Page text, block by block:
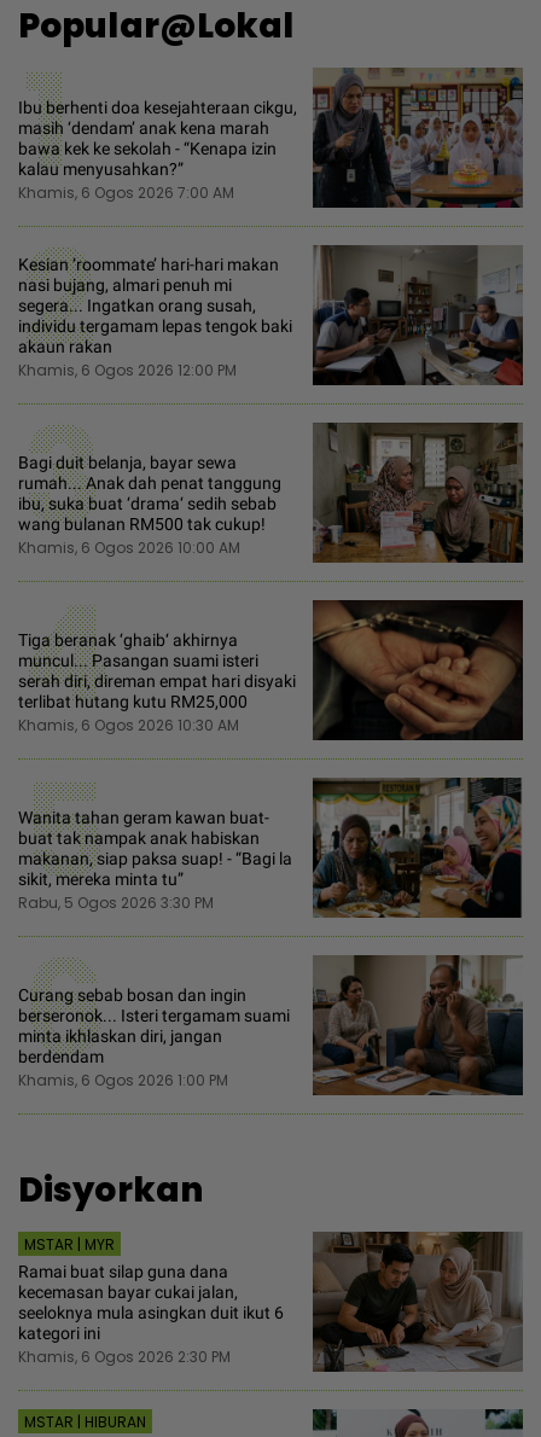
Popular@Lokal
1
Ibu berhenti doa kesejahteraan cikgu,
masih ‘dendam’ anak kena marah
bawa kek ke sekolah - “Kenapa izin
kalau menyusahkan?”
Khamis, 6 Ogos 2026 7:00 AM
2
Kesian ‘roommate’ hari-hari makan
nasi bujang, almari penuh mi
segera... Ingatkan orang susah,
individu tergamam lepas tengok baki
akaun rakan
Khamis, 6 Ogos 2026 12:00 PM
3
Bagi duit belanja, bayar sewa
rumah... Anak dah penat tanggung
ibu, suka buat ‘drama‘ sedih sebab
wang bulanan RM500 tak cukup!
Khamis, 6 Ogos 2026 10:00 AM
4
Tiga beranak ‘ghaib‘ akhirnya
muncul... Pasangan suami isteri
serah diri, direman empat hari disyaki
terlibat hutang kutu RM25,000
Khamis, 6 Ogos 2026 10:30 AM
5
Wanita tahan geram kawan buat-
buat tak nampak anak habiskan
makanan, siap paksa suap! - “Bagi la
sikit, mereka minta tu”
Rabu, 5 Ogos 2026 3:30 PM
6
Curang sebab bosan dan ingin
berseronok... Isteri tergamam suami
minta ikhlaskan diri, jangan
berdendam
Khamis, 6 Ogos 2026 1:00 PM
Disyorkan
MSTAR | MYR
Ramai buat silap guna dana
kecemasan bayar cukai jalan,
seeloknya mula asingkan duit ikut 6
kategori ini
Khamis, 6 Ogos 2026 2:30 PM
MSTAR | HIBURAN